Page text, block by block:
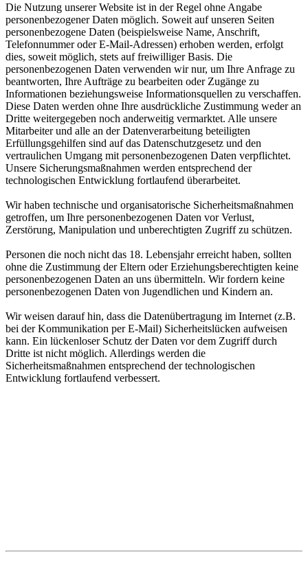
Die Nutzung unserer Website ist in der Regel ohne Angabe
personenbezogener Daten möglich. Soweit auf unseren Seiten
personenbezogene Daten (beispielsweise Name, Anschrift,
Telefonnummer oder E-Mail-Adressen) erhoben werden, erfolgt
dies, soweit möglich, stets auf freiwilliger Basis. Die
personenbezogenen Daten verwenden wir nur, um Ihre Anfrage zu
beantworten, Ihre Aufträge zu bearbeiten oder Zugänge zu
Informationen beziehungsweise Informationsquellen zu verschaffen.
Diese Daten werden ohne Ihre ausdrückliche Zustimmung weder an
Dritte weitergegeben noch anderweitig vermarktet. Alle unsere
Mitarbeiter und alle an der Datenverarbeitung beteiligten
Erfüllungsgehilfen sind auf das Datenschutzgesetz und den
vertraulichen Umgang mit personenbezogenen Daten verpflichtet.
Unsere Sicherungsmaßnahmen werden entsprechend der
technologischen Entwicklung fortlaufend überarbeitet.
Wir haben technische und organisatorische Sicherheitsmaßnahmen
getroffen, um Ihre personenbezogenen Daten vor Verlust,
Zerstörung, Manipulation und unberechtigten Zugriff zu schützen.
Personen die noch nicht das 18. Lebensjahr erreicht haben, sollten
ohne die Zustimmung der Eltern oder Erziehungsberechtigten keine
personenbezogenen Daten an uns übermitteln. Wir fordern keine
personenbezogenen Daten von Jugendlichen und Kindern an.
Wir weisen darauf hin, dass die Datenübertragung im Internet (z.B.
bei der Kommunikation per E-Mail) Sicherheitslücken aufweisen
kann. Ein lückenloser Schutz der Daten vor dem Zugriff durch
Dritte ist nicht möglich. Allerdings werden die
Sicherheitsmaßnahmen entsprechend der technologischen
Entwicklung fortlaufend verbessert.